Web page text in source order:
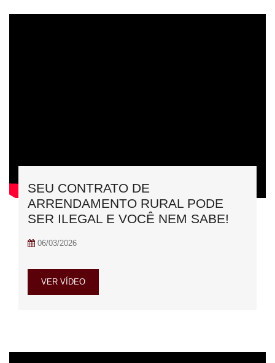
SEU CONTRATO DE
ARRENDAMENTO RURAL PODE
SER ILEGAL E VOCÊ NEM SABE!
06/03/2026
VER VÍDEO